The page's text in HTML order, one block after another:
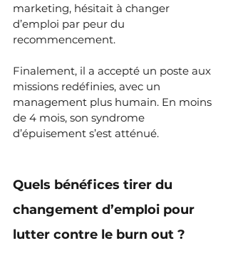
marketing, hésitait à changer
d’emploi par peur du
recommencement.
Finalement, il a accepté un poste aux
missions redéfinies, avec un
management plus humain. En moins
de 4 mois, son syndrome
d’épuisement s’est atténué.
Quels bénéfices tirer du
changement d’emploi pour
lutter contre le burn out ?